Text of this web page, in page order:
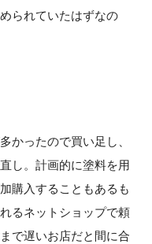
られていたはずなの
かったので買い足し、
し。計画的に塗料を用
購入することもあるも
るネットショップで頼
で遅いお店だと間に合